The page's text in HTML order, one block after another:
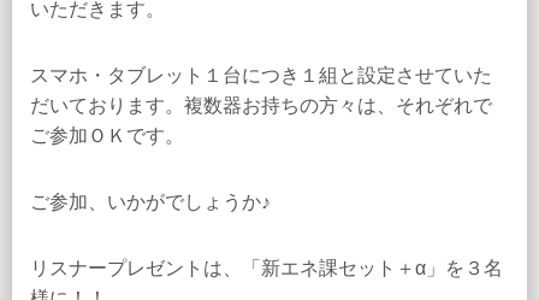
いただきます。
スマホ・タブレット１台につき１組と設定させていた
だいております。複数器お持ちの方々は、それぞれで
ご参加ＯＫです。
ご参加、いかがでしょうか♪
リスナープレゼントは、「新エネ課セット＋α」を３名